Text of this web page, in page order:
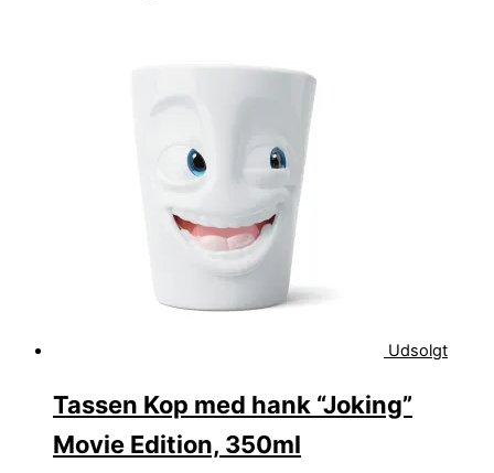
Udsolgt
Tassen Kop med hank “Joking”
Movie Edition, 350ml